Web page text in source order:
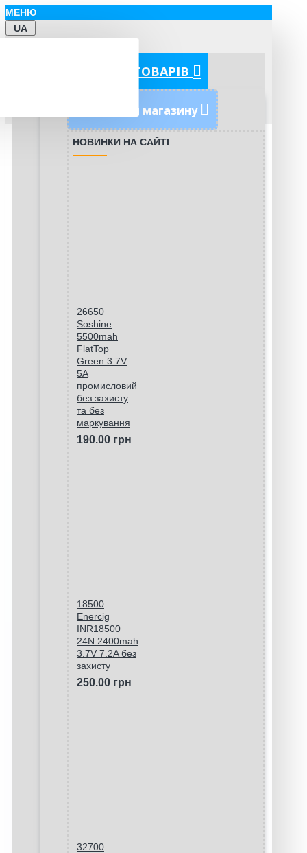
МЕНЮ
UA
КАТЕГОРІЇ ТОВАРІВ
Новинки магазину
НОВИНКИ НА САЙТІ
26650
Soshine
5500mah
FlatTop
Green 3.7V
5A
промисловий
без захисту
та без
маркування
190.00 грн
18500
Enercig
INR18500
24N 2400mah
3.7V 7.2A без
захисту
250.00 грн
32700